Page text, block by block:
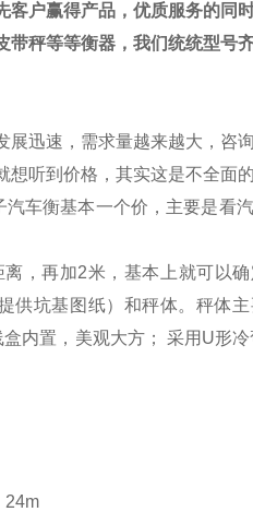
户赢得产品，优质服务的同
秤等等衡器，我们统统型号
迅速，需求量越来越大，咨
听到价格，其实这是不全面
汽车衡基本一个价，主要是看
离，再加2米，基本上就可以
供坑基图纸）和秤体。秤体
内置，美观大方； 采用 U形
24m